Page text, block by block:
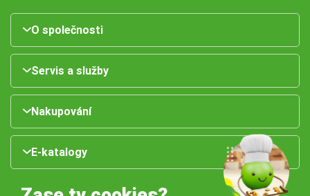
O společnosti
Servis a služby
Nakupování
E-katalogy